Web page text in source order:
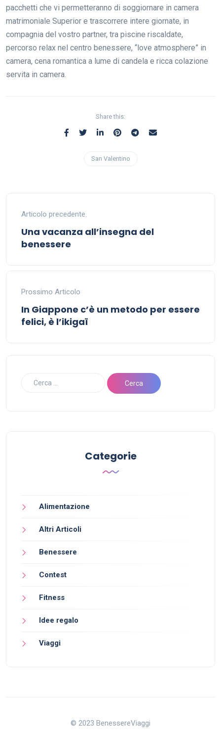
pacchetti che vi permetteranno di soggiornare in camera
matrimoniale Superior e trascorrere intere giornate, in
compagnia del vostro partner, tra piscine riscaldate,
percorso relax nel centro benessere, “love atmosphere” in
camera, cena romantica a lume di candela e ricca colazione
servita in camera.
Share this:
San Valentino
Articolo precedente.
Una vacanza all’insegna del
benessere
Prossimo Articolo
In Giappone c’è un metodo per essere
felici, è l’ikigaï
Categorie
Alimentazione
Altri Articoli
Benessere
Contest
Fitness
Idee regalo
Viaggi
© 2023 BenessereViaggi